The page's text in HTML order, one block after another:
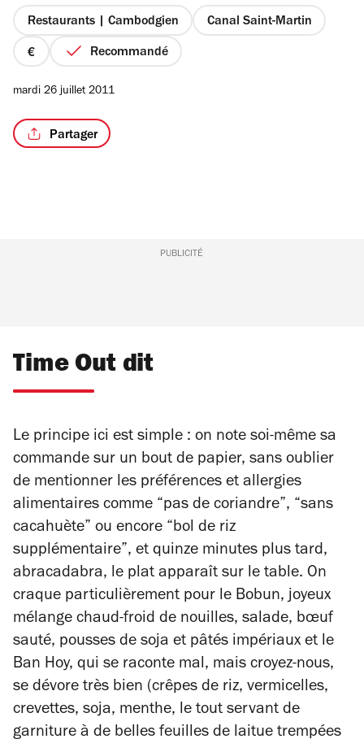
étoiles
Restaurants | Cambodgien Canal Saint-Martin
prix
4
Recommandé
mardi 26 juillet 2011
Partager
PUBLICITÉ
Time Out dit
Le principe ici est simple : on note soi-même sa
commande sur un bout de papier, sans oublier
de mentionner les préférences et allergies
alimentaires comme “pas de coriandre”, “sans
cacahuète” ou encore “bol de riz
supplémentaire”, et quinze minutes plus tard,
abracadabra, le plat apparaît sur le table. On
craque particulièrement pour le Bobun, joyeux
mélange chaud-froid de nouilles, salade, bœuf
sauté, pousses de soja et pâtés impériaux et le
Ban Hoy, qui se raconte mal, mais croyez-nous,
se dévore très bien (crêpes de riz, vermicelles,
crevettes, soja, menthe, le tout servant de
garniture à de belles feuilles de laitue trempées